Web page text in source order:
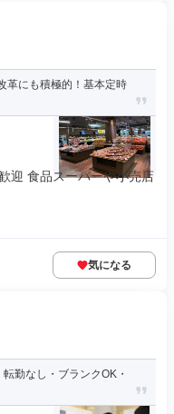
革にも積極的！基本定時
迎 食品スーパーや小売店
気になる
勤なし・ブランクOK・